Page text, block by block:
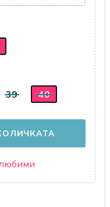
39 40